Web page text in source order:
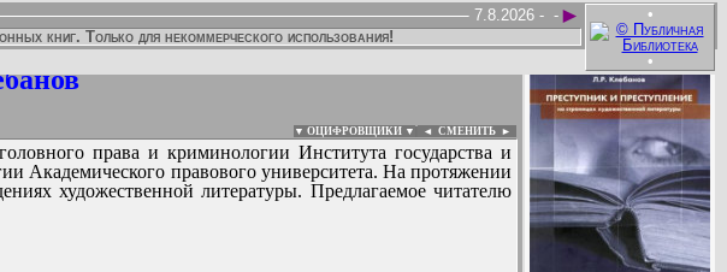
•
•
►
-
7.8.2026 -
книг. Только для некоммерческого использования!
▼ ОЦИФРОВЩИКИ ▼ ◄ СМЕНИТЬ ►
права и криминологии Института государства и
Академического правового университета. На протяжении
художественной литературы. Предлагаемое читателю